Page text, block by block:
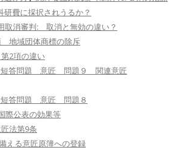
費に採択されうるか？
消審判: 取消と無効の違い？
地域団体商標の除斥
2項の違い
短答問題 意匠 問題９ 関連意匠
短答問題 意匠 問題８
際公表の効果等
法第9条
える意匠原簿への登録